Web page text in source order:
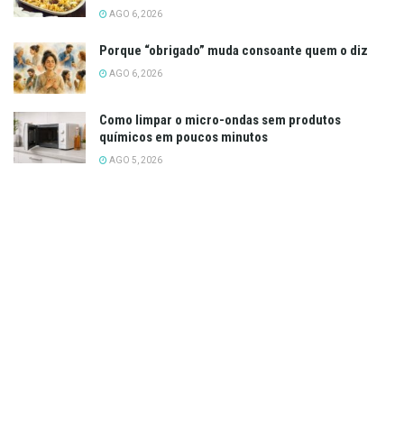
AGO 6, 2026
Porque “obrigado” muda consoante quem o diz
AGO 6, 2026
Como limpar o micro-ondas sem produtos
químicos em poucos minutos
AGO 5, 2026